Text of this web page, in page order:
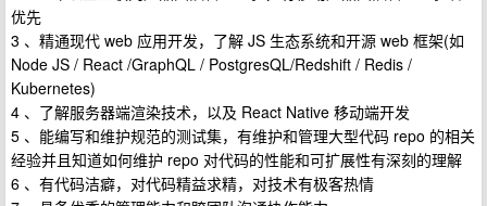
优先
3 、精通现代 web 应用开发，了解 JS 生态系统和开源 web 框架(如
Node JS / React /GraphQL / PostgresQL/Redshift / Redis /
Kubernetes)
4 、了解服务器端渲染技术，以及 React Native 移动端开发
5 、能编写和维护规范的测试集，有维护和管理大型代码 repo 的相关
经验并且知道如何维护 repo 对代码的性能和可扩展性有深刻的理解
6 、有代码洁癖，对代码精益求精，对技术有极客热情